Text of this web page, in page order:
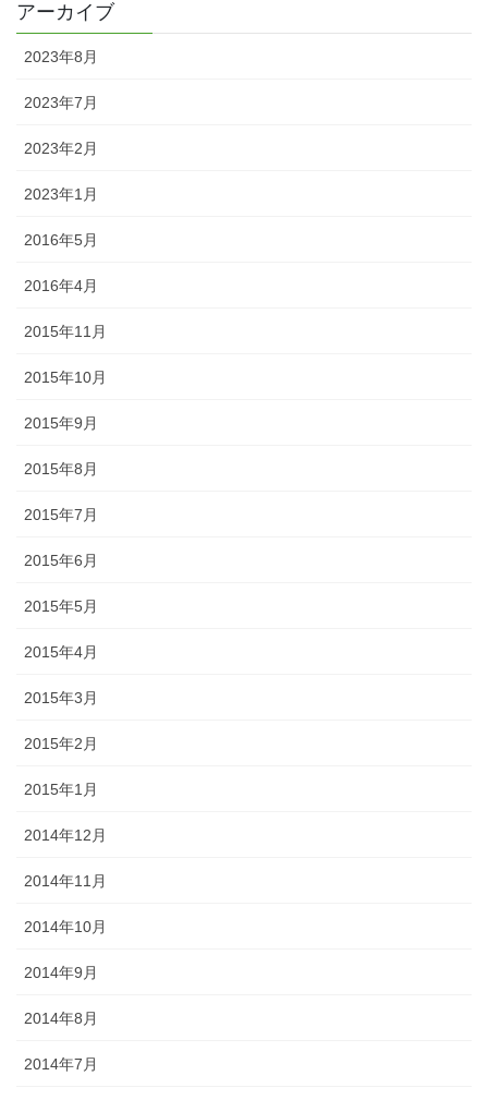
アーカイブ
2023年8月
2023年7月
2023年2月
2023年1月
2016年5月
2016年4月
2015年11月
2015年10月
2015年9月
2015年8月
2015年7月
2015年6月
2015年5月
2015年4月
2015年3月
2015年2月
2015年1月
2014年12月
2014年11月
2014年10月
2014年9月
2014年8月
2014年7月